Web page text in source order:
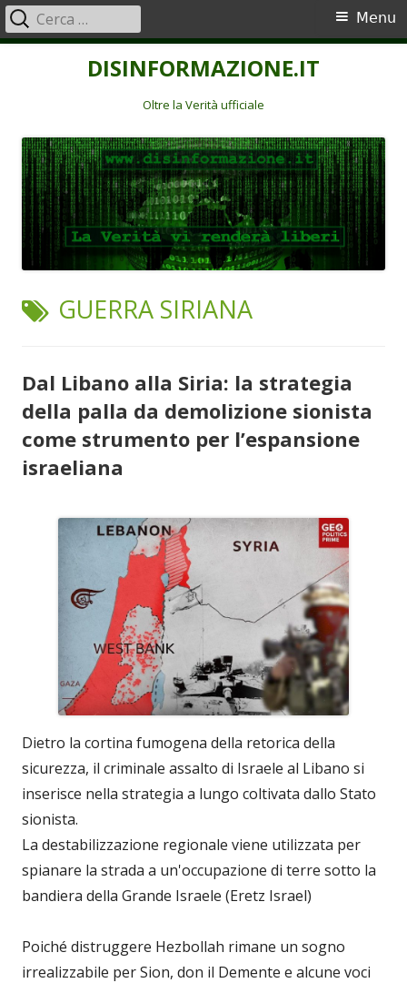
DISINFORMAZIONE.IT
Oltre la Verità ufficiale
Menu
principale
Menu
Ricerca
per:
TAG:
GUERRA SIRIANA
Dal Libano alla Siria: la strategia
della palla da demolizione sionista
come strumento per l’espansione
israeliana
Dietro la cortina fumogena della retorica della
sicurezza, il criminale assalto di Israele al Libano si
inserisce nella strategia a lungo coltivata dallo Stato
sionista.
La destabilizzazione regionale viene utilizzata per
spianare la strada a un'occupazione di terre sotto la
bandiera della Grande Israele (Eretz Israel)
Poiché distruggere Hezbollah rimane un sogno
irrealizzabile per Sion, don il Demente e alcune voci